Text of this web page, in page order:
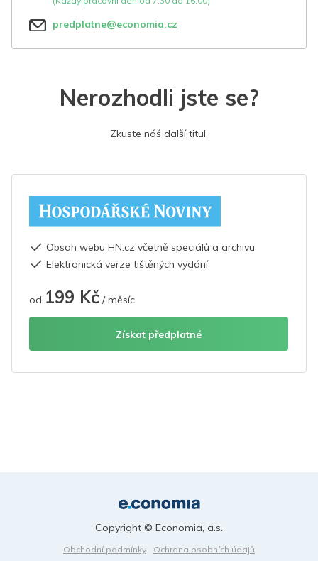
predplatne@economia.cz
Nerozhodli jste se?
Zkuste náš další titul.
Obsah webu HN.cz včetně speciálů a archivu
Elektronická verze tištěných vydání
od 199 Kč / měsíc
Získat předplatné
Obchodní podmínky
Ochrana osobních údajů
Copyright © Economia, a.s.